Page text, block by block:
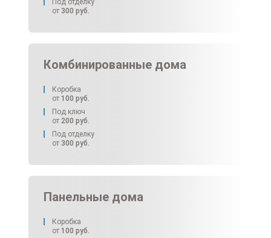
Под отделку
от 300 руб.
Комбинированные дома
Коробка
от 100 руб.
Под ключ
от 200 руб.
Под отделку
от 300 руб.
Панельные дома
Коробка
от 100 руб.